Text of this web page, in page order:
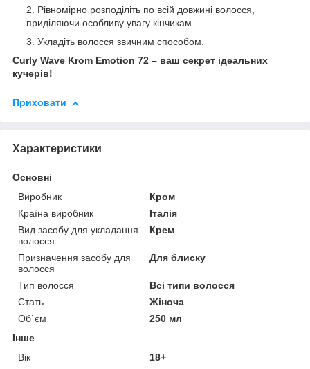
Рівномірно розподіліть по всій довжині волосся,
приділяючи особливу увагу кінчикам.
Укладіть волосся звичним способом.
Curly Wave Krom Emotion 72 – ваш секрет ідеальних
кучерів!
Приховати
Характеристики
Основні
Виробник
Кром
Країна виробник
Італія
Вид засобу для укладання
волосся
Крем
Призначення засобу для
волосся
Для блиску
Тип волосся
Всі типи волосся
Стать
Жіноча
Об`єм
250 мл
Інше
Вік
18+